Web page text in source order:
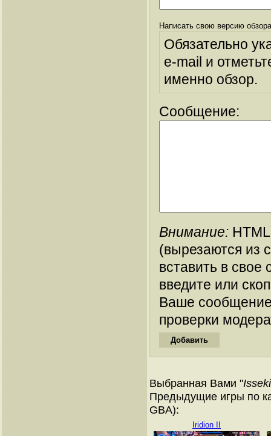
Написать свою версию
Обязательно
e-mail и
именно обзор.
Сообщение:
Внимание:
(вырезаются из
вставить в
введите или
Ваше
проверки
Выбранная Вами "
Предыдущие игры по
GBA):
Iridion II